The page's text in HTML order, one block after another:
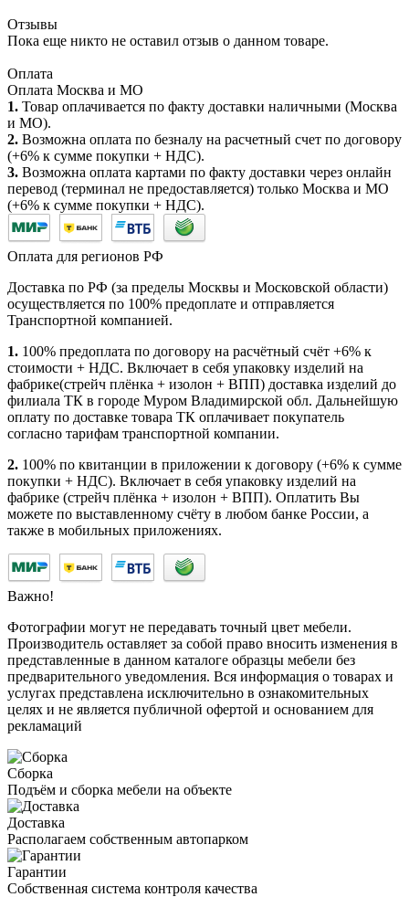
Отзывы
Пока еще никто не оставил отзыв о данном товаре.
Оплата
Оплата Москва и МО
1. Товар оплачивается по факту доставки наличными (Москва
и МО).
2. Возможна оплата по безналу на расчетный счет по договору
(+6% к сумме покупки + НДС).
3. Возможна оплата картами по факту доставки через онлайн
перевод (терминал не предоставляется) только Москва и МО
(+6% к сумме покупки + НДС).
Оплата для регионов РФ
Доставка по РФ (за пределы Москвы и Московской области)
осуществляется по 100% предоплате и отправляется
Транспортной компанией.
1. 100% предоплата по договору на расчётный счёт +6% к
стоимости + НДС. Включает в себя упаковку изделий на
фабрике(стрейч плёнка + изолон + ВПП) доставка изделий до
филиала ТК в городе Муром Владимирской обл. Дальнейшую
оплату по доставке товара ТК оплачивает покупатель
согласно тарифам транспортной компании.
2. 100% по квитанции в приложении к договору (+6% к сумме
покупки + НДС). Включает в себя упаковку изделий на
фабрике (стрейч плёнка + изолон + ВПП). Оплатить Вы
можете по выставленному счёту в любом банке России, а
также в мобильных приложениях.
Важно!
Фотографии могут не передавать точный цвет мебели.
Производитель оставляет за собой право вносить изменения в
представленные в данном каталоге образцы мебели без
предварительного уведомления. Вся информация о товарах и
услугах представлена исключительно в ознакомительных
целях и не является публичной офертой и основанием для
рекламаций
Сборка
Подъём и сборка мебели на объекте
Доставка
Располагаем собственным автопарком
Гарантии
Собственная система контроля качества